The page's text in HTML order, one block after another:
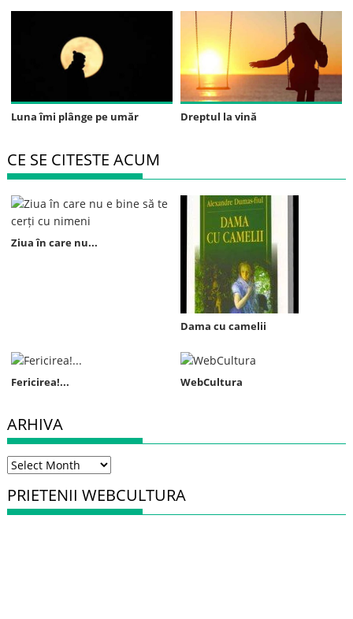
Luna îmi plânge pe umăr Dreptul la vină
CE SE CITESTE ACUM
Ziua în care nu...
Dama cu camelii
Fericirea!... WebCultura
ARHIVA
Arhiva
PRIETENII WEBCULTURA